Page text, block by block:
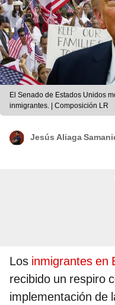
El Senado de Estados Unidos
inmigrantes. | Composición LR
Jesús Aliaga
Los inmigrantes en
recibido un respiro
implementación de